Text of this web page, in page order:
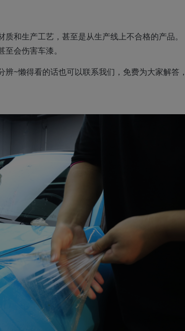
和生产工艺，甚至是从生产线上不合格的产品。
会伤害车漆。
~懒得看的话也可以联系我们，免费为大家解答，